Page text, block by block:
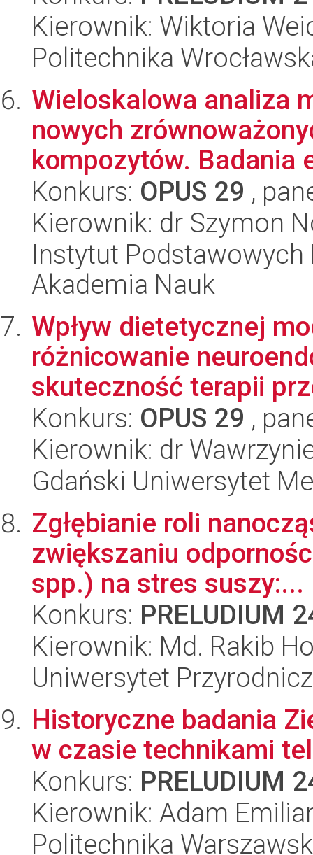
Kierownik: Wiktoria
Politechnika
Wieloskalowa analiza
nowych
kompozytów. Badania
Konkurs: OPUS 29 ,
Kierownik: dr Szymon
Instytut
Akademia Nauk
Wpływ dietetycznej
różnicowanie
skuteczność terapii
Konkurs: OPUS 29 ,
Kierownik: dr
Gdański Uniwersytet
Zgłębianie roli
zwiększaniu
spp.) na stres suszy:...
Konkurs: PRELUDIUM
Kierownik: Md. Rakib
Uniwersytet
Historyczne badania
w czasie technikami
Konkurs: PRELUDIUM
Kierownik: Adam
Politechnika